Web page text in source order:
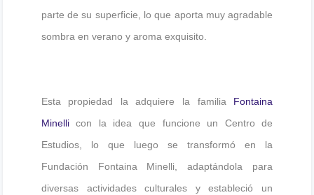
parte de su superficie, lo que aporta muy agradable
sombra en verano y aroma exquisito.
Esta propiedad la adquiere la familia Fontaina
Minellicon la idea que funcione un Centro de
Estudios, lo que luego se transformó en la
Fundación Fontaina Minelli, adaptándola para
diversas actividades culturales y estableció un